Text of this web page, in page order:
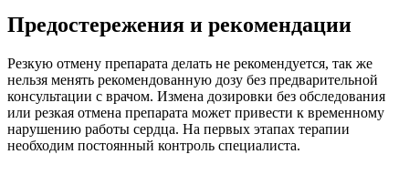
Предостережения и рекомендации
Резкую отмену препарата делать не рекомендуется, так же
нельзя менять рекомендованную дозу без предварительной
консультации с врачом. Измена дозировки без обследования
или резкая отмена препарата может привести к временному
нарушению работы сердца. На первых этапах терапии
необходим постоянный контроль специалиста.